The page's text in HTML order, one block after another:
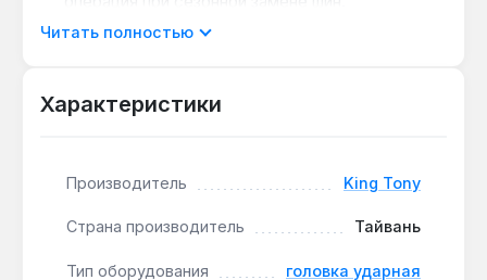
Работа в стеснённых условиях:
головка не достаёт.
пневматических и электрических гайковертов
автосервиса.
Износостойкость при интенсивной
Читать полностью
Характеристики
Производитель King Tony
Страна производитель Тайвань
Тип оборудования головка ударная